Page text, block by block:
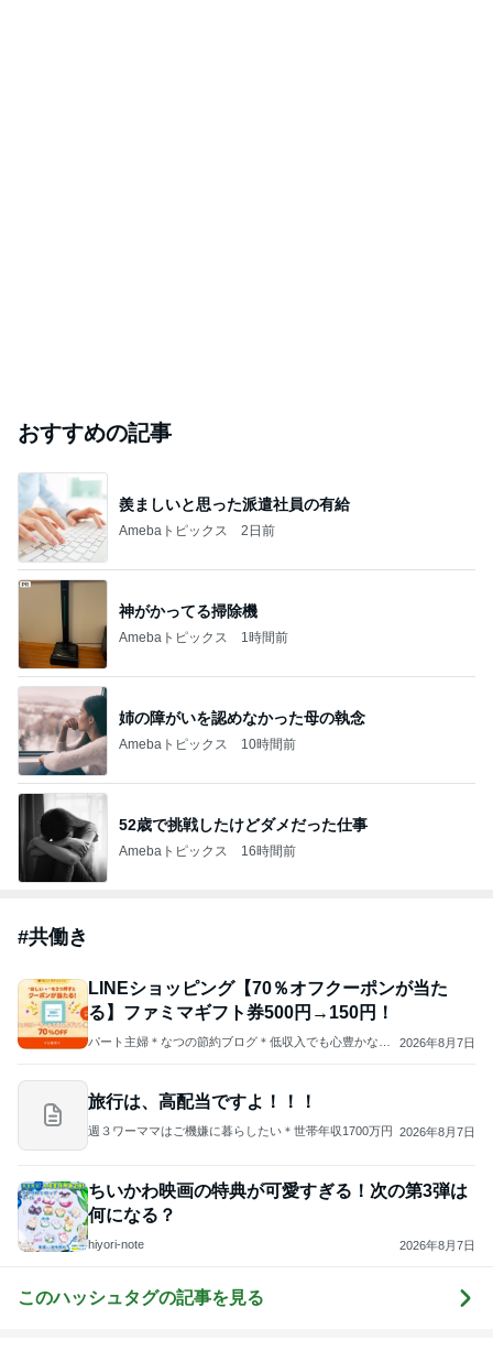
おすすめの記事
羨ましいと思った派遣社員の有給
Amebaトピックス 2日前
神がかってる掃除機
Amebaトピックス 1時間前
姉の障がいを認めなかった母の執念
Amebaトピックス 10時間前
52歳で挑戦したけどダメだった仕事
Amebaトピックス 16時間前
#共働き
LINEショッピング【70％オフクーポンが当た
る】ファミマギフト券500円→150円！
パート主婦＊なつの節約ブログ＊低収入でも心豊かな暮
2026年8月7日
旅行は、高配当ですよ！！！
週３ワーママはご機嫌に暮らしたい＊世帯年収1700万円 2026年8月7日
ちいかわ映画の特典が可愛すぎる！次の第3弾は
何になる？
hiyori-note 2026年8月7日
このハッシュタグの記事を見る